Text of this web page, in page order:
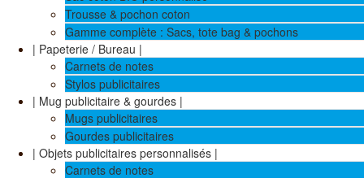
Trousse & pochon coton
Gamme complète : Sacs, tote bag & pochons
| Papeterie / Bureau |
Carnets de notes
Stylos publicitaires
| Mug publicitaire & gourdes |
Mugs publicitaires
Gourdes publicitaires
| Objets publicitaires personnalisés |
Carnets de notes